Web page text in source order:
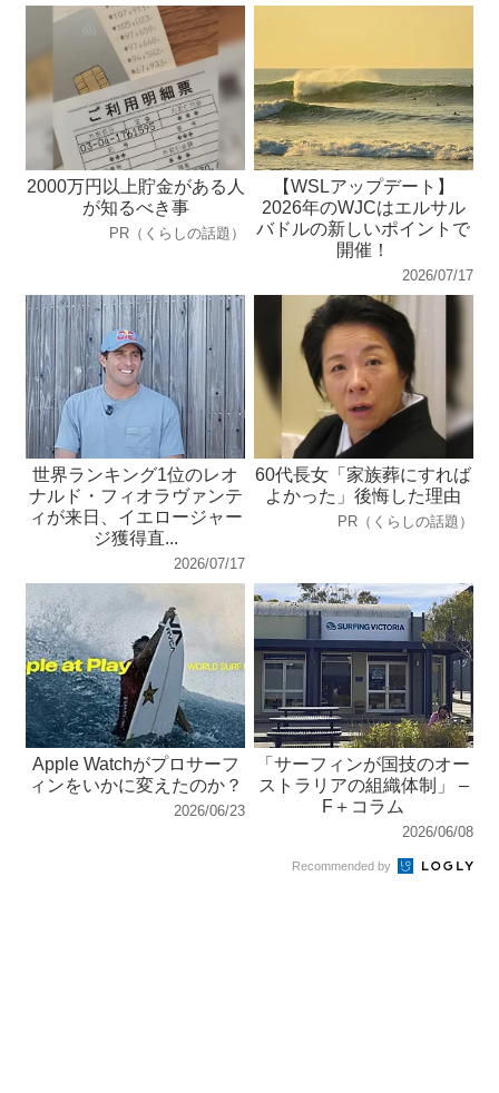
2000万円以上貯金がある人
が知るべき事
PR（くらしの話題）
【WSLアップデート】
2026年のWJCはエルサル
バドルの新しいポイントで
開催！
2026/07/17
世界ランキング1位のレオ
ナルド・フィオラヴァンテ
ィが来日、イエロージャー
ジ獲得直...
2026/07/17
60代長女「家族葬にすれば
よかった」後悔した理由
PR（くらしの話題）
Apple Watchがプロサーフ
ィンをいかに変えたのか？
2026/06/23
「サーフィンが国技のオー
ストラリアの組織体制」 –
F＋コラム
2026/06/08
Recommended by